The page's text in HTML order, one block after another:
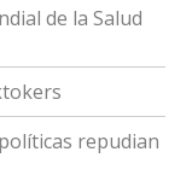
de la Salud
repudian